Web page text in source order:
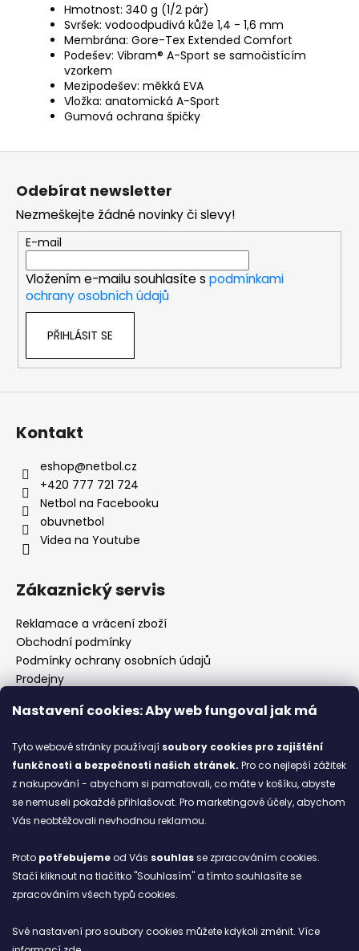
Nastavení cookies: Aby web fungoval jak má
Tyto webové stránky používají soubory cookies pro zajištění
funkčnosti a bezpečnosti našich stránek. Pro co nejlepší zážitek
z nakupování - abychom si pamatovali, co máte v košíku, abyste
se nemuseli pokaždé přihlašovat. Pro marketingové účely, abychom
Vás neobtěžovali nevhodnou reklamou.
Proto potřebujemeod Vás souhlasse zpracováním cookies.
Stačí kliknout na tlačítko "Souhlasím" a tímto souhlasíte se
zpracováním všech typů cookies.
Své nastavení pro soubory cookies můžete kdykoli změnit. Více
Hmotnost: 340 g (1/2 pár)
Svršek: vodoodpudivá kůže 1,4 - 1,6 mm
Membrána: Gore-Tex Extended Comfort
Podešev: Vibram® A-Sport se samočistícím
vzorkem
Mezipodešev: měkká EVA
Vložka: anatomická A-Sport
Gumová ochrana špičky
Z
Odebírat newsletter
Nezmeškejte žádné novinky či slevy!
E-mail
Vložením e-mailu souhlasíte s podmínkami
ochrany osobních údajů
PŘIHLÁSIT SE
Kontakt
eshop@netbol.cz
+420 777 721 724
Netbol na Facebooku
obuvnetbol
Videa na Youtube
Zákaznický servis
Reklamace a vrácení zboží
Obchodní podmínky
Podmínky ochrany osobních údajů
Prodejny
Značky
Blog
Ze starých bot staronové
ARCHIV
Facebook